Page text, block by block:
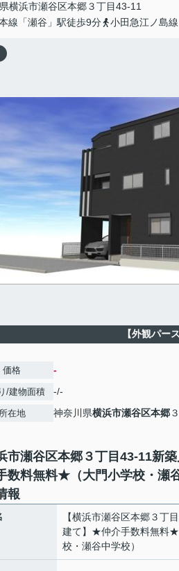
横浜市瀬谷区本郷３丁目43-11
線「瀬谷」駅徒歩9分
小田急江ノ島
【外観パース
価格 -
/建物面積 -/-
所在地 神奈川県横浜市瀬谷区本郷
市瀬谷区本郷３丁目43-11新
数料無料★（大門小学校・瀬
報
【横浜市瀬谷区本郷３丁
建て】★仲介手数料無料
校・瀬谷中学校）